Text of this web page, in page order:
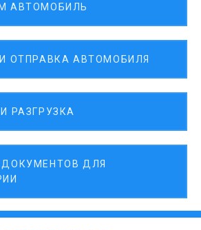
АВТОМОБИЛЬ
ОТПРАВКА АВТОМОБИЛЯ
РАЗГРУЗКА
ДЛЯ